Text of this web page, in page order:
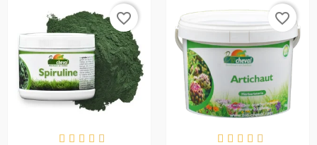
DISPONIBILE
favorite_border
DISPONIBILE
favorite_border